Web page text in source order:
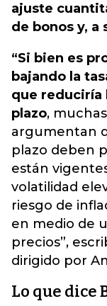
ajuste
de bonos y, a
“Si bien es
bajando la
que reduciría
plazo,
argumentan
plazo deben
están
volatilidad
riesgo de
en medio de
precios”,
dirigido por
Lo que dice